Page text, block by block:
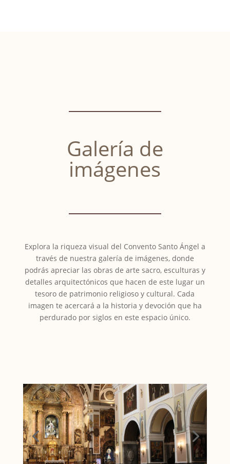
Galería de
imágenes
Explora la riqueza visual del Convento Santo Ángel a
través de nuestra galería de imágenes, donde
podrás apreciar las obras de arte sacro, esculturas y
detalles arquitectónicos que hacen de este lugar un
tesoro de patrimonio religioso y cultural. Cada
imagen te acercará a la historia y devoción que ha
perdurado por siglos en este espacio único.